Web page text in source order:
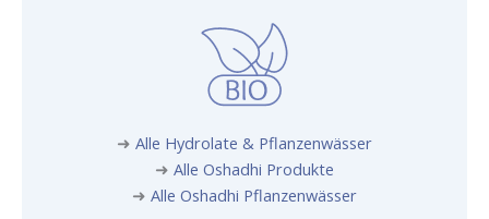
➜ Alle Hydrolate & Pflanzenwässer
➜ Alle Oshadhi Produkte
➜ Alle Oshadhi Pflanzenwässer